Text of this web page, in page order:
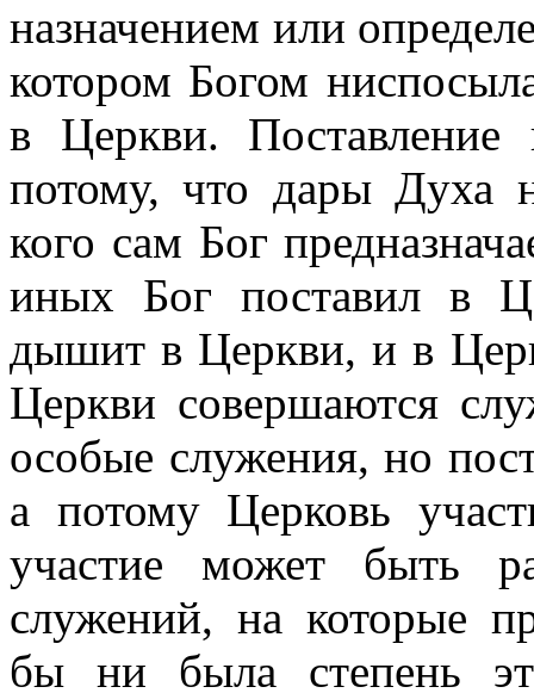
назначением или
котором Богом
в Церкви. Поставление
потому, что дары Духа
кого сам Бог
иных Бог поставил в
дышит в Церкви, и в
Церкви совершаются
особые служения, но
а потому Церковь
участие может быть
служений, на которые
бы ни была степень